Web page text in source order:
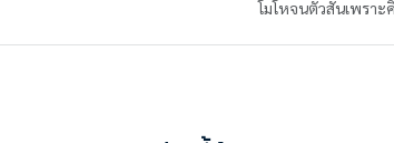
โมโหจนตัวสั่นเพราะ